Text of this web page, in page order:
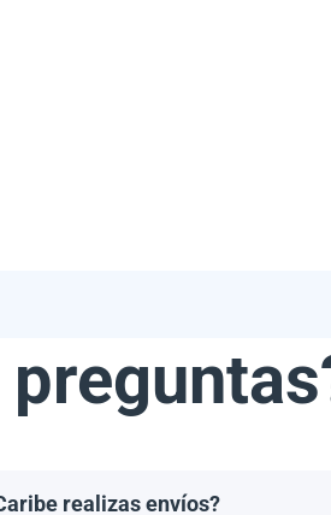
realizas envíos?